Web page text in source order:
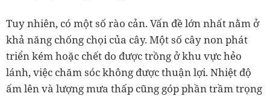
Tuy nhiên, có một số rào cản. Vấn đề lớn nhất nằm ở
khả năng chống chọi của cây. Một số cây non phát
triển kém hoặc chết do được trồng ở khu vực hẻo
lánh, việc chăm sóc không được thuận lợi. Nhiệt độ
ấm lên và lượng mưa thấp cũng góp phần trầm trọng